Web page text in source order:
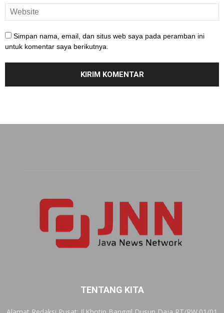
Simpan nama, email, dan situs web saya pada peramban ini
untuk komentar saya berikutnya.
TENTANG KITA